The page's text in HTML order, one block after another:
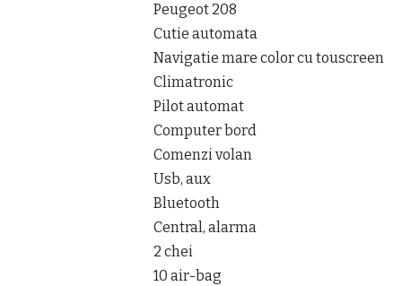
Peugeot 208
Cutie automata
Navigatie mare color cu touscreen
Climatronic
Pilot automat
Computer bord
Comenzi volan
Usb, aux
Bluetooth
Central, alarma
2 chei
10 air-bag